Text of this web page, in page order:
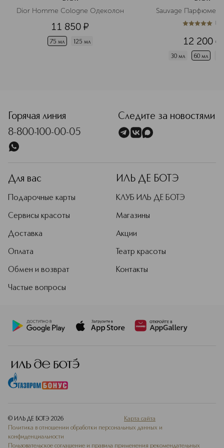
Dior Homme Cologne Одеколон
11 850 ¤
75 мл 125 мл
Sauvage
5из 51 (
12 200 ¤
30 мл 60 мл
Горячая линия
8-800-100-00-05
Следите за новостями
Для вас
Подарочные карты
Сервисы красоты
Доставка
Оплата
Обмен и возврат
Частые вопросы
ИЛЬ ДЕ БОТЭ
КЛУБ ИЛЬ ДЕ БОТЭ
Магазины
Акции
Театр красоты
Контакты
© ИЛЬ ДЕ БОТЭ 2026
Карта сайта
Политика в отношении обработки персональных данных и
конфиденциальности
Пользовательское соглашение и правила применения рекомендательных